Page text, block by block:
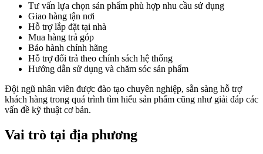
Tư vấn lựa chọn sản phẩm phù hợp nhu cầu sử dụng
Giao hàng tận nơi
Hỗ trợ lắp đặt tại nhà
Mua hàng trả góp
Bảo hành chính hãng
Hỗ trợ đổi trả theo chính sách hệ thống
Hướng dẫn sử dụng và chăm sóc sản phẩm
Đội ngũ nhân viên được đào tạo chuyên nghiệp, sẵn sàng hỗ trợ
khách hàng trong quá trình tìm hiểu sản phẩm cũng như giải đáp các
vấn đề kỹ thuật cơ bản.
Vai trò tại địa phương